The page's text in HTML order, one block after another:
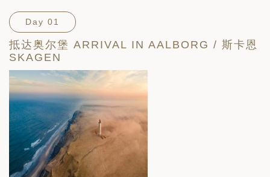
Day 01
抵达奥尔堡 ARRIVAL IN AALBORG / 斯卡恩
SKAGEN